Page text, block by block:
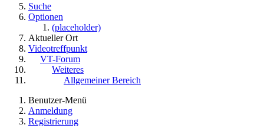
Suche
Optionen
(placeholder)
Aktueller Ort
Videotreffpunkt
VT-Forum
Weiteres
Allgemeiner Bereich
Benutzer-Menü
Anmeldung
Registrierung